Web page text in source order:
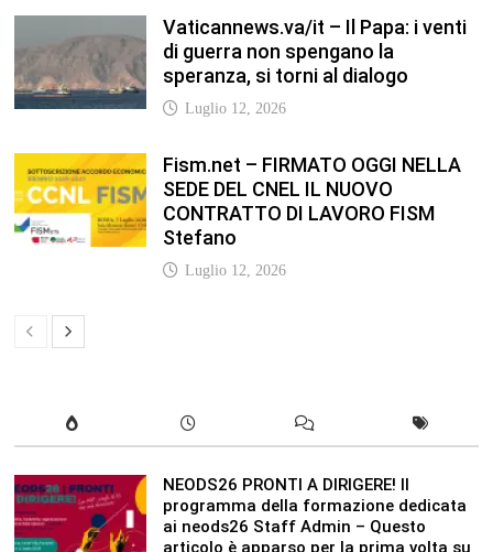
speranza, si torni al dialogo
Luglio 12, 2026
Fism.net – FIRMATO OGGI NELLA
CONTRATTO DI LAVORO FISM
Stefano
Luglio 12, 2026
NEODS26 PRONTI A DIRIGERE! Il
programma della formazione dedicata
ai neods26 Staff Admin – Questo
articolo è apparso per la prima volta su
Anp.it
Luglio 12, 2026